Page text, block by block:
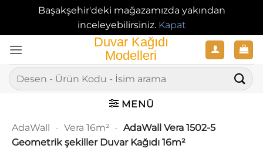
Başakşehir'deki mağazamızda yakından
inceleyebilirsiniz. Kapat
atla
Ara:
MENÜ
AdaWall - Vera 16m² - AdaWall Vera 1502-5
Geometrik şekiller Duvar Kağıdı 16m²